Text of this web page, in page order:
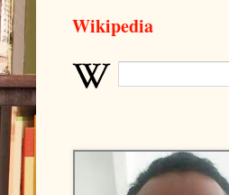
Wikipedia